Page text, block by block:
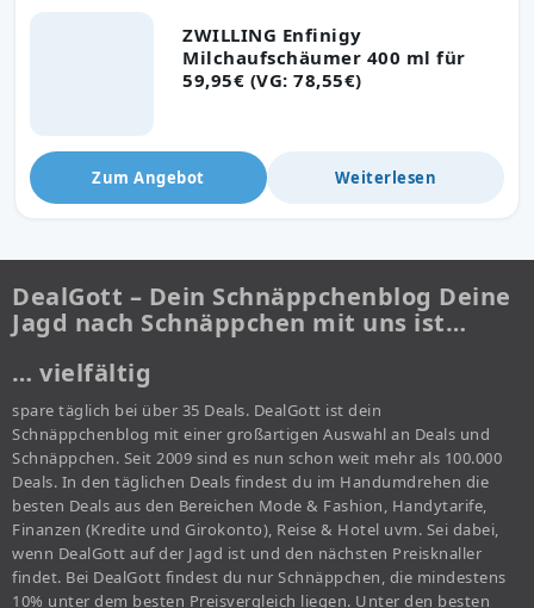
ZWILLING Enfinigy
Milchaufschäumer 400 ml für
59,95€ (VG: 78,55€)
Zum Angebot Weiterlesen
DealGott – Dein Schnäppchenblog Deine
Jagd nach Schnäppchen mit uns ist…
… vielfältig
spare täglich bei über 35 Deals. DealGott ist dein
Schnäppchenblog mit einer großartigen Auswahl an Deals und
Schnäppchen. Seit 2009 sind es nun schon weit mehr als 100.000
Deals. In den täglichen Deals findest du im Handumdrehen die
besten Deals aus den Bereichen Mode & Fashion, Handytarife,
Finanzen (Kredite und Girokonto), Reise & Hotel uvm. Sei dabei,
wenn DealGott auf der Jagd ist und den nächsten Preisknaller
findet. Bei DealGott findest du nur Schnäppchen, die mindestens
10% unter dem besten Preisvergleich liegen. Unter den besten